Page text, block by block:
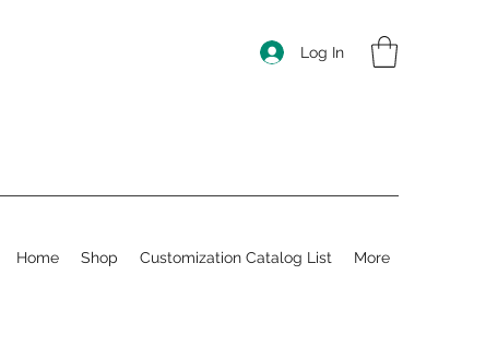
Log In
Home Shop Customization Catalog List More